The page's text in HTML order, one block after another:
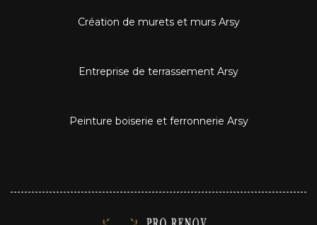
Création de murets et murs Arsy
Entreprise de terrassement Arsy
Peinture boiserie et ferronnerie Arsy